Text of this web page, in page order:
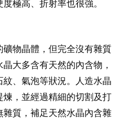
極高、折射率也很強。
物晶體，但完全沒有雜質
大多含有天然的內含物，
紋、氣泡等狀況。人造水晶
，並經過精細的切割及打
雜質，補足天然水晶內含雜